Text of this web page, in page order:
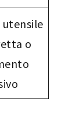
o